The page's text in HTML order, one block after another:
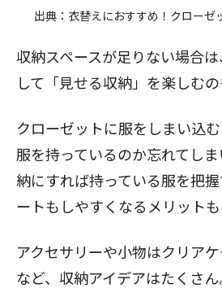
出典： 衣替えにおすすめ！クローゼ
収納スペースが足りない場合
して 「見せる収納」を楽しむ
クローゼットに服をしまい込
服を持っているのか忘れてし
納にすれば持っている服を把
ートもしやすくなるメリットも
アクセサリーや小物はクリア
など、 収納アイデアはたくさ